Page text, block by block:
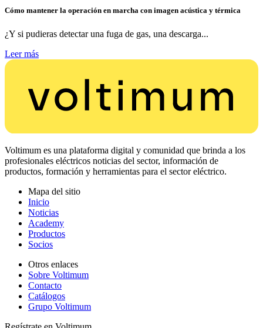
Cómo mantener la operación en marcha con imagen acústica y térmica
¿Y si pudieras detectar una fuga de gas, una descarga...
Leer más
Voltimum es una plataforma digital y comunidad que brinda a los
profesionales eléctricos noticias del sector, información de
productos, formación y herramientas para el sector eléctrico.
Mapa del sitio
Inicio
Noticias
Academy
Productos
Socios
Otros enlaces
Sobre Voltimum
Contacto
Catálogos
Grupo Voltimum